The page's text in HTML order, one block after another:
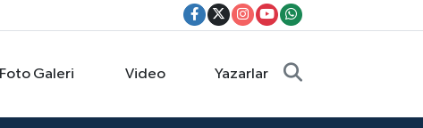
Foto Galeri Video Yazarlar